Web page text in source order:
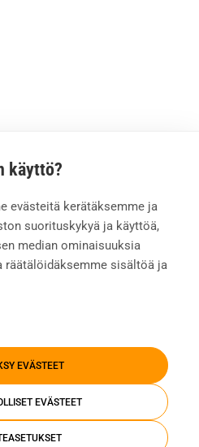
käyttö?
evästeitä kerätäksemme ja
suorituskykyä ja käyttöä,
median ominaisuuksia
räätälöidäksemme sisältöä ja
EVÄSTEET
EVÄSTEET